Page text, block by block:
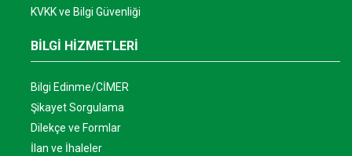
KVKK ve Bilgi Güvenliği
BİLGİ HİZMETLERİ
Bilgi Edinme/CİMER
Şikayet Sorgulama
Dilekçe ve Formlar
İlan ve İhaleler